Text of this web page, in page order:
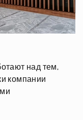
над тем,
компании